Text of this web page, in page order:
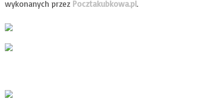
wykonanych przez Pocztakubkowa.pl.